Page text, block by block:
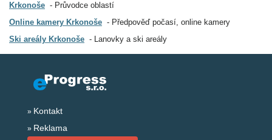
Krkonoše
Průvodce oblastí
Online kamery Krkonoše
Předpověď počasí, online kamery
Ski areály Krkonoše
Lanovky a ski areály
Kontakt
Reklama